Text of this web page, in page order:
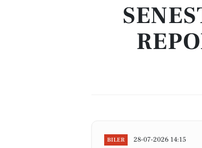
BILER 28-07-2026 14:15